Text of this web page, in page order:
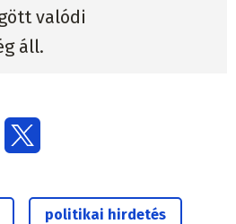
valódi
áll.
politikai hirdetés